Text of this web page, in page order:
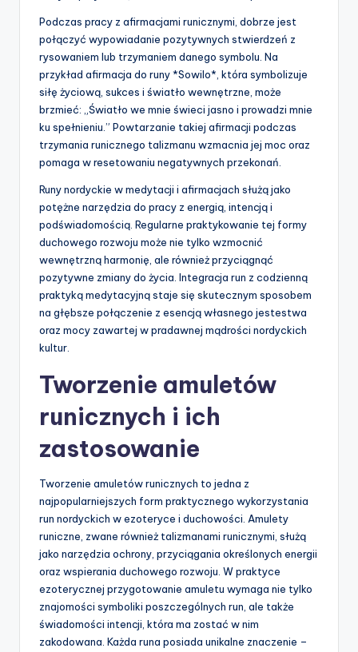
Podczas pracy z afirmacjami runicznymi, dobrze jest
połączyć wypowiadanie pozytywnych stwierdzeń z
rysowaniem lub trzymaniem danego symbolu. Na
przykład afirmacja do runy *Sowilo*, która symbolizuje
siłę życiową, sukces i światło wewnętrzne, może
brzmieć: „Światło we mnie świeci jasno i prowadzi mnie
ku spełnieniu.” Powtarzanie takiej afirmacji podczas
trzymania runicznego talizmanu wzmacnia jej moc oraz
pomaga w resetowaniu negatywnych przekonań.
Runy nordyckie w medytacji i afirmacjach służą jako
potężne narzędzia do pracy z energią, intencją i
podświadomością. Regularne praktykowanie tej formy
duchowego rozwoju może nie tylko wzmocnić
wewnętrzną harmonię, ale również przyciągnąć
pozytywne zmiany do życia. Integracja run z codzienną
praktyką medytacyjną staje się skutecznym sposobem
na głębsze połączenie z esencją własnego jestestwa
oraz mocy zawartej w pradawnej mądrości nordyckich
kultur.
Tworzenie amuletów
runicznych i ich
zastosowanie
Tworzenie amuletów runicznych to jedna z
najpopularniejszych form praktycznego wykorzystania
run nordyckich w ezoteryce i duchowości. Amulety
runiczne, zwane również talizmanami runicznymi, służą
jako narzędzia ochrony, przyciągania określonych energii
oraz wspierania duchowego rozwoju. W praktyce
ezoterycznej przygotowanie amuletu wymaga nie tylko
znajomości symboliki poszczególnych run, ale także
świadomości intencji, która ma zostać w nim
zakodowana. Każda runa posiada unikalne znaczenie –